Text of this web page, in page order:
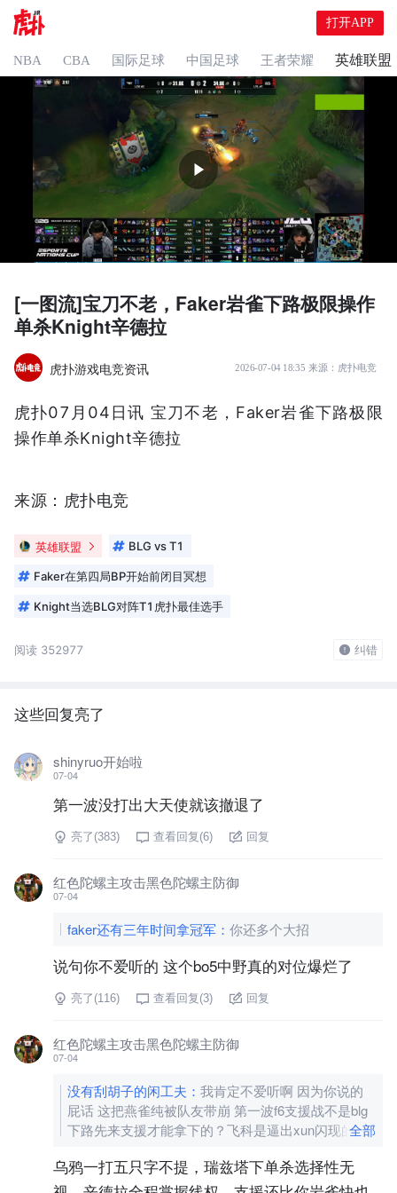
打开APP
NBA CBA 国际足球 中国足球 王者荣耀 英雄联盟
[一图流]宝刀不老，Faker岩雀下路极限操作
单杀Knight辛德拉
虎扑游戏电竞资讯 2026-07-04 18:35 来源： 虎扑电竞
虎扑07月04日讯 宝刀不老，Faker岩雀下路极限
操作单杀Knight辛德拉
来源：虎扑电竞
英雄联盟 BLG vs T1
Faker在第四局BP开始前闭目冥想
Knight当选BLG对阵T1虎扑最佳选手
阅读 352977 纠错
这些回复亮了
shinyruo开始啦
07-04
第一波没打出大天使就该撤退了
亮了(383) 查看回复(6) 回复
红色陀螺主攻击黑色陀螺主防御
07-04
faker还有三年时间拿冠军 ： 你还多个大招
说句你不爱听的 这个bo5中野真的对位爆烂了
亮了(116) 查看回复(3) 回复
红色陀螺主攻击黑色陀螺主防御
07-04
没有刮胡子的闲工夫 ： 我肯定不爱听啊 因为你说的
屁话 这把燕雀纯被队友带崩 第一波f6支援战不是blg
下路先来支援才能拿下的？飞科是逼出xun闪现的全部
乌鸦一打五只字不提，瑞兹塔下单杀选择性无